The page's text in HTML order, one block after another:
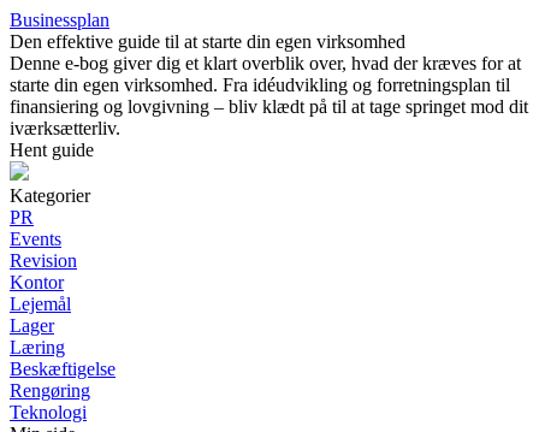
Businessplan
Den effektive guide til at starte din egen virksomhed
Denne e-bog giver dig et klart overblik over, hvad der kræves for at
starte din egen virksomhed. Fra idéudvikling og forretningsplan til
finansiering og lovgivning – bliv klædt på til at tage springet mod dit
iværksætterliv.
Hent guide
Kategorier
PR
Events
Revision
Kontor
Lejemål
Lager
Læring
Beskæftigelse
Rengøring
Teknologi